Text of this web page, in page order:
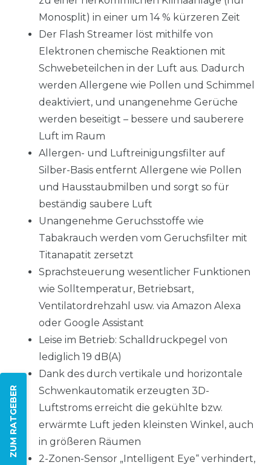
ZUM RATGEBER
Monosplit) in einer um 14 % kürzeren Zeit
Der Flash Streamer löst mithilfe von
Elektronen chemische Reaktionen mit
Schwebeteilchen in der Luft aus. Dadurch
werden Allergene wie Pollen und Schimmel
deaktiviert, und unangenehme Gerüche
werden beseitigt – bessere und sauberere
Luft im Raum
Allergen- und Luftreinigungsfilter auf
Silber-Basis entfernt Allergene wie Pollen
und Hausstaubmilben und sorgt so für
beständig saubere Luft
Unangenehme Geruchsstoffe wie
Tabakrauch werden vom Geruchsfilter mit
Titanapatit zersetzt
Sprachsteuerung wesentlicher Funktionen
wie Solltemperatur, Betriebsart,
Ventilatordrehzahl usw. via Amazon Alexa
oder Google Assistant
Leise im Betrieb: Schalldruckpegel von
lediglich 19 dB(A)
Dank des durch vertikale und horizontale
Schwenkautomatik erzeugten 3D-
Luftstroms erreicht die gekühlte bzw.
erwärmte Luft jeden kleinsten Winkel, auch
in größeren Räumen
2-Zonen-Sensor „Intelligent Eye“ verhindert,